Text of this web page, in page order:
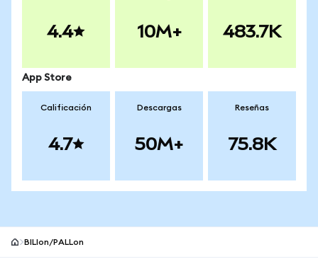
4.4 10M+ 483.7K
App Store
Calificación
4.7
Descargas
50M+
Reseñas
75.8K
BILIon/PALLon